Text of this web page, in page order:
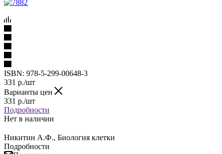
ISBN: 978-5-299-00648-3
331 р./шт
Варианты цен
331 р./шт
Подробности
Нет в наличии
Никитин А.Ф., Биология клетки
Подробности